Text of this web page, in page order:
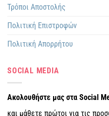
Τρόποι Αποστολής
Πολιτική Επιστροφών
Πολιτική Απορρήτου
SOCIAL MEDIA
Ακολουθήστε μας στα Social
και μάθετε πρώτοι για τις